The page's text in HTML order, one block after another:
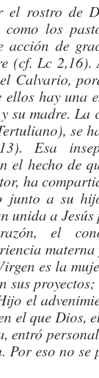
el rostro de
los
acción de
(cf. Lc 2,16).
Calvario,
hay una
su madre. La
se
Esa
el hecho de
ha
junto a su
unida a
el
es la
sus
el
el que Dios,
entró
eso no se